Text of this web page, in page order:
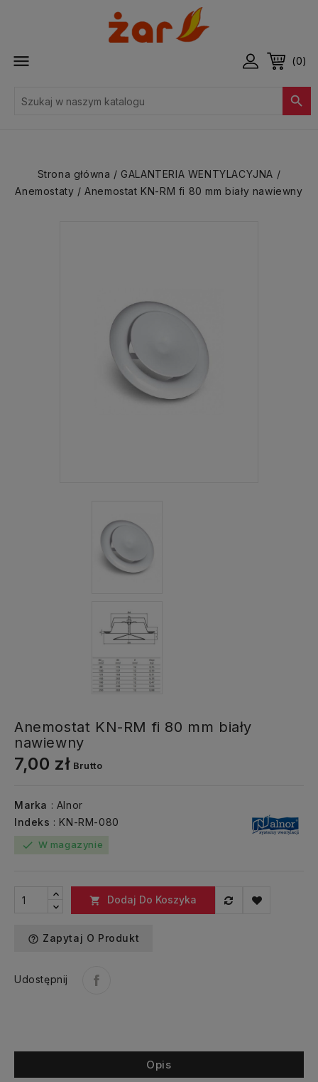
 (0)

Strona główna
GALANTERIA WENTYLACYJNA
Anemostaty
Anemostat KN-RM fi 80 mm biały nawiewny
Anemostat KN-RM fi 80 mm biały
nawiewny
7,00 zł Brutto
Marka : Alnor
Indeks : KN-RM-080
check W magazynie
 Dodaj Do Koszyka
help_outline Zapytaj O Produkt
Udostępnij
Opis